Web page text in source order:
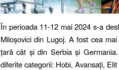
În perioada 11-12 mai 2024 s-a
Miloșovici din Lugoj. A fost cea
țară cât și din Serbia și
diferite categorii: Hobi, Avansați,